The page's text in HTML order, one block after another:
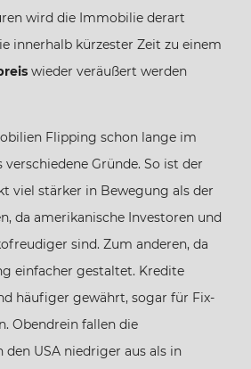
wird die Immobilie derart
innerhalb kürzester Zeit zu einem
wieder veräußert werden
Flipping schon lange im
Gründe. So ist der
viel stärker in Bewegung als der
da amerikanische Investoren und
sind. Zum anderen, da
einfacher gestaltet. Kredite
häufiger gewährt, sogar für Fix-
Obendrein fallen die
den USA niedriger aus als in